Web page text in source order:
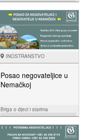
NUDIM
INOSTRANSTVO
Posao negovateljice u
Nemačkoj
Briga o djeci i starima
NUDIM